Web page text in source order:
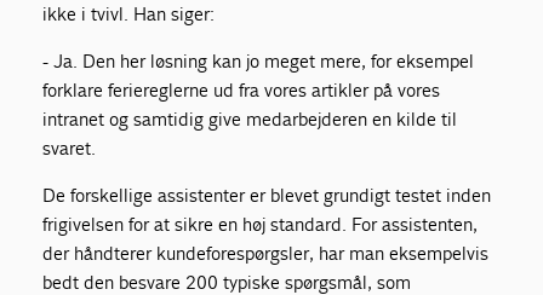
ikke i tvivl. Han siger:
- Ja. Den her løsning kan jo meget mere, for eksempel
forklare feriereglerne ud fra vores artikler på vores
intranet og samtidig give medarbejderen en kilde til
svaret.
De forskellige assistenter er blevet grundigt testet inden
frigivelsen for at sikre en høj standard. For assistenten,
der håndterer kundeforespørgsler, har man eksempelvis
bedt den besvare 200 typiske spørgsmål, som